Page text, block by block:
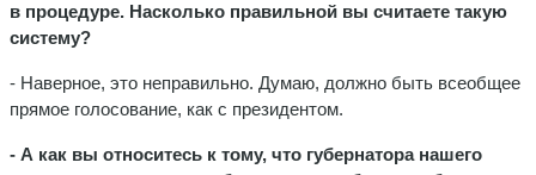
в процедуре. Насколько правильной вы считаете такую
систему?
- Наверное, это неправильно. Думаю, должно быть всеобщее
прямое голосование, как с президентом.
- А как вы относитесь к тому, что губернатора нашего